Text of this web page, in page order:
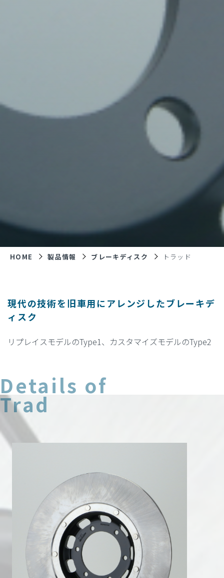
HOME 製品情報 ブレーキディスク トラッド
現代の技術を旧車用にアレンジしたブレーキデ
ィスク
リプレイスモデルのType1、カスタマイズモデルのType2
Details of
Trad